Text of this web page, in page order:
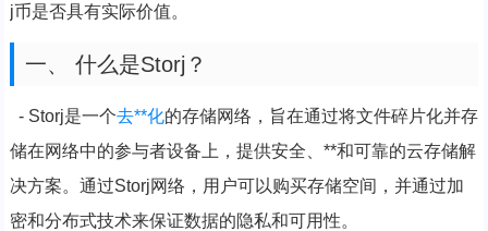
j币是否具有实际价值。
一、 什么是Storj？
- Storj是一个去**化的存储网络，旨在通过将文件碎片化并存
储在网络中的参与者设备上，提供安全、**和可靠的云存储解
决方案。通过Storj网络，用户可以购买存储空间，并通过加
密和分布式技术来保证数据的隐私和可用性。